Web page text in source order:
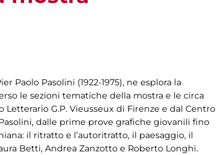
Paolo Pasolini (1922-1975), ne esplora la
le sezioni tematiche della mostra e le circa
G.P. Vieusseux di Firenze e dal Centro
dalle prime prove grafiche giovanili fino
il ritratto e l’autoritratto, il paesaggio, il
Betti, Andrea Zanzotto e Roberto Longhi.